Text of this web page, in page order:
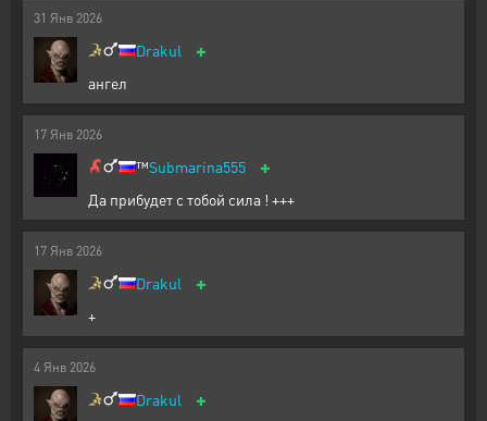
31 Янв 2026
Drakul +
ангел
17 Янв 2026
™️Submarina555 +
Да прибудет с тобой сила ! +++
17 Янв 2026
Drakul +
+
4 Янв 2026
Drakul +